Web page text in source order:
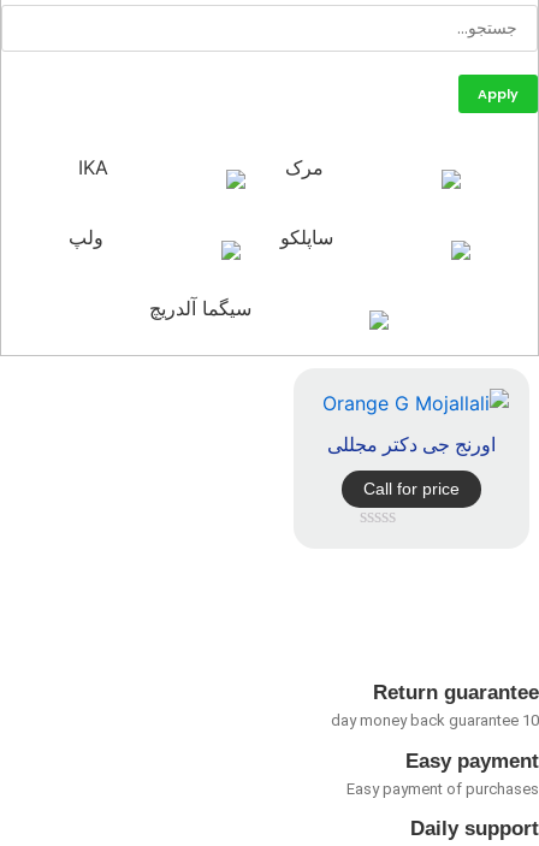
Apply
مرک IKA
ساپلکو ولپ
سیگما آلدریچ
اورنج جی دکتر مجللی
Call for price
Return
Easy
Easy payment of
Daily